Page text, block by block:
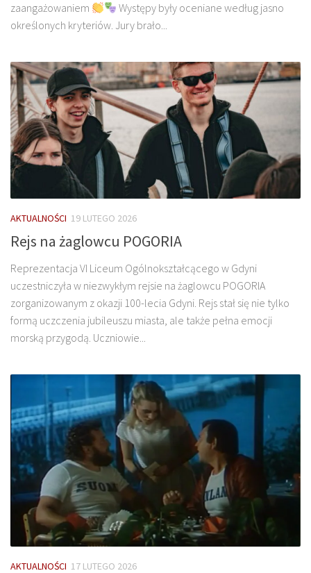
zaangażowaniem
Występy były oceniane według jasno
określonych kryteriów. Jury brało...
AKTUALNOŚCI 19 LUTEGO 2026
Rejs na żaglowcu POGORIA
Reprezentacja VI Liceum Ogólnokształcącego w Gdyni
uczestniczyła w niezwykłym rejsie na żaglowcu POGORIA
zorganizowanym z okazji 100-lecia Gdyni. Rejs stał się nie tylko
formą uczczenia jubileuszu miasta, ale także pełna emocji
morską przygodą. Uczniowie...
AKTUALNOŚCI 17 LUTEGO 2026